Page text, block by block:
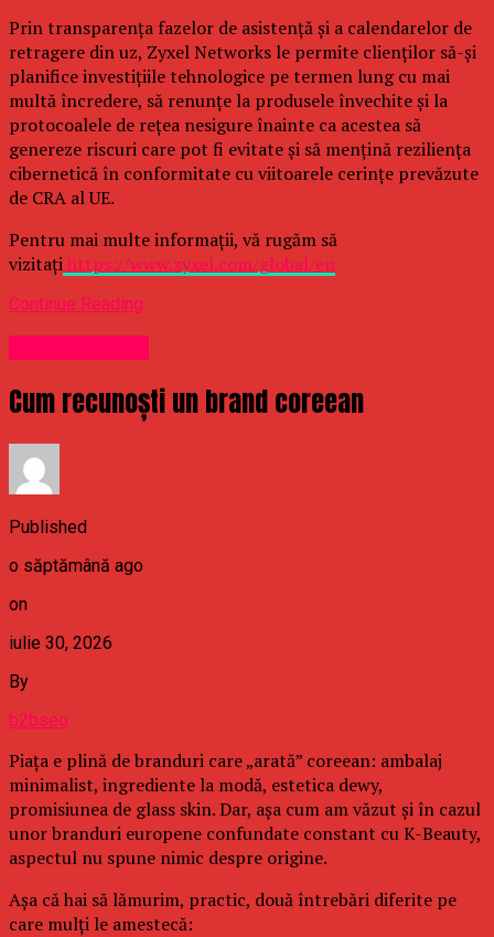
Prin transparența fazelor de asistență și a calendarelor de
retragere din uz, Zyxel Networks le permite clienților să-și
planifice investițiile tehnologice pe termen lung cu mai
multă încredere, să renunțe la produsele învechite și la
protocoalele de rețea nesigure înainte ca acestea să
genereze riscuri care pot fi evitate și să mențină reziliența
cibernetică în conformitate cu viitoarele cerințe prevăzute
de CRA al UE.
Pentru mai multe informații, vă rugăm să
vizitațihttps://www.zyxel.com/global/en
Continue Reading
Cum recunoști un brand coreean
Published
o săptămână ago
on
iulie 30, 2026
By
b2bseo
Piața e plină de branduri care „arată” coreean: ambalaj
minimalist, ingrediente la modă, estetica dewy,
promisiunea de glass skin. Dar, așa cum am văzut și în cazul
unor branduri europene confundate constant cu K-Beauty,
aspectul nu spune nimic despre origine.
Așa că hai să lămurim, practic, două întrebări diferite pe
care mulți le amestecă: